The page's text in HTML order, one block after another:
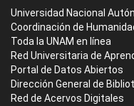
Universidad Nacional
Coordinación de
Toda la UNAM en línea
Red Universitaria de
Portal de Datos Abiertos
Dirección General de
Red de Acervos Digitales